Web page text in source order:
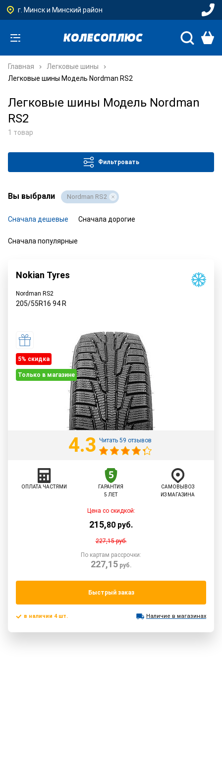
г. Минск и Минский район
Главная
Легковые шины
Легковые шины Модель Nordman RS2
Легковые шины Модель Nordman
RS2
1 товар
Фильтровать
Вы выбрали Nordman RS2
Сначала дешевые Сначала дорогие
Сначала популярные
Nokian Tyres
Nordman RS2
205/55R16 94 R
5% cкидка
Только в магазине
4.3 Читать 59 отзывов
ОПЛАТА ЧАСТЯМИ
ГАРАНТИЯ
5 ЛЕТ
САМОВЫВОЗ
ИЗ МАГАЗИНА
Цена со скидкой:
215,80 руб.
227,15руб.
По картам рассрочки:
227,15руб.
Быстрый заказ
в наличии 4 шт. Наличие в магазинах